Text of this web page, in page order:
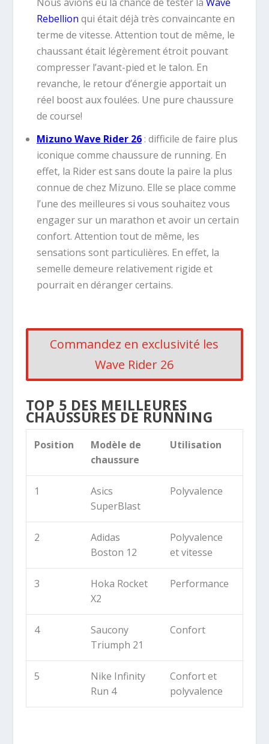
Rebellion qui était déjà très convaincante en
terme de vitesse. Attention tout de même, le
chaussant était légèrement étroit pouvant
compresser l’avant-pied et le talon. En
revanche, le retour d’énergie apportait un
réel boost aux foulées. Une pure chaussure
de course!
Mizuno Wave Rider 26: difficile de faire plus
iconique comme chaussure de running. En
effet, la Rider est sans doute la paire la plus
connue de chez Mizuno. Elle se place comme
l’une des meilleures si vous souhaitez vous
engager sur un marathon et avoir un certain
confort. Attention tout de même, les
sensations sont particulières. En effet, la
semelle demeure relativement rigide et
pourrait en déranger certains.
Commandez en exclusivité les
Wave Rider 26
TOP 5 DES MEILLEURES
CHAUSSURES DE RUNNING
Position
Modèle de
chaussure
Utilisation
1
Asics
SuperBlast
Polyvalence
2
Adidas
Boston 12
Polyvalence
et vitesse
3
Hoka Rocket
X2
Performance
4
Saucony
Triumph 21
Confort
5
Nike Infinity
Run 4
Confort et
polyvalence